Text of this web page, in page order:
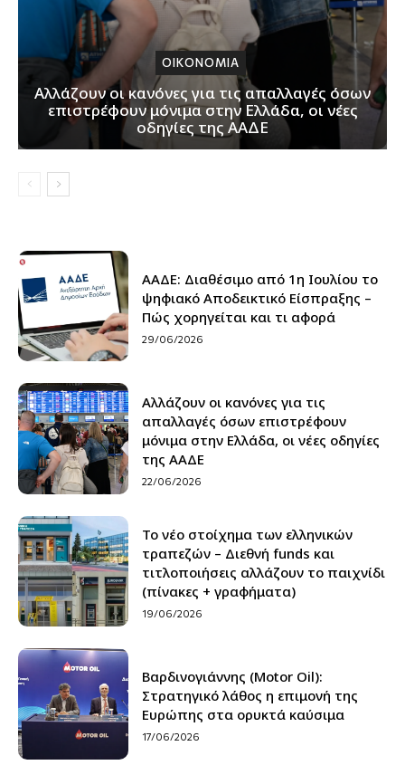
ΟΙΚΟΝΟΜΙΑ
Αλλάζουν οι κανόνες για τις απαλλαγές όσων
επιστρέφουν μόνιμα στην Ελλάδα, οι νέες
οδηγίες της ΑΑΔΕ
ΑΑΔΕ: Διαθέσιμο από 1η Ιουλίου το
ψηφιακό Αποδεικτικό Είσπραξης –
Πώς χορηγείται και τι αφορά
29/06/2026
Αλλάζουν οι κανόνες για τις
απαλλαγές όσων επιστρέφουν
μόνιμα στην Ελλάδα, οι νέες οδηγίες
της ΑΑΔΕ
22/06/2026
Το νέο στοίχημα των ελληνικών
τραπεζών – Διεθνή funds και
τιτλοποιήσεις αλλάζουν το παιχνίδι
(πίνακες + γραφήματα)
19/06/2026
Βαρδινογιάννης (Motor Oil):
Στρατηγικό λάθος η επιμονή της
Ευρώπης στα ορυκτά καύσιμα
17/06/2026